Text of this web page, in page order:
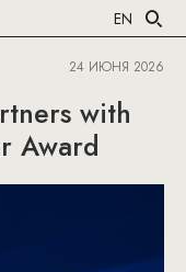
EN
24 ИЮНЯ 2026
with
Award